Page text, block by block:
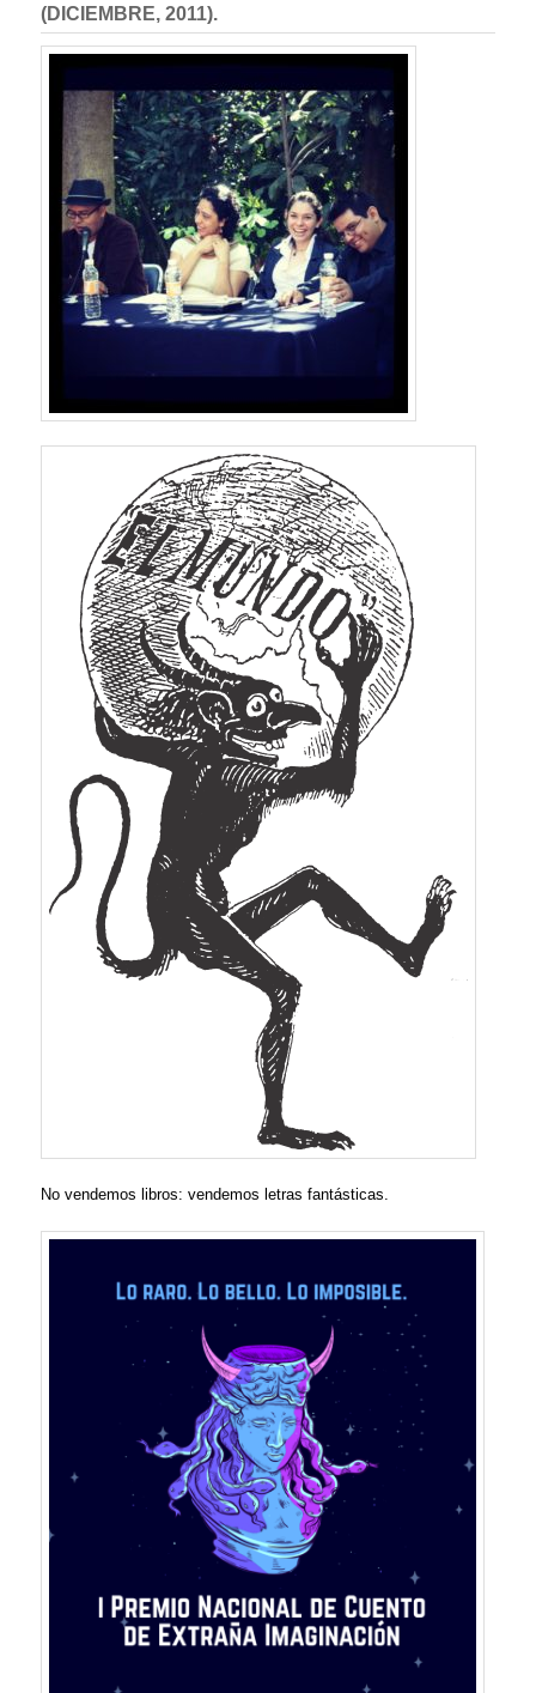
(DICIEMBRE, 2011).
No vendemos libros: vendemos letras fantásticas.